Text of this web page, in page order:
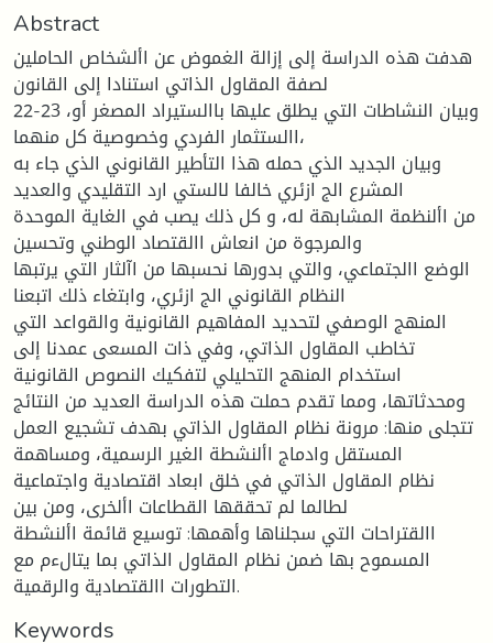
Abstract
هدفت هذه الدراسة إلى إزالة الغموض عن األشخاص الحاملين
لصفة المقاول الذاتي استنادا إلى القانون
22-23 ،وبيان النشاطات التي يطلق عليها باالستيراد المصغر أو
االستثمار الفردي وخصوصية كل منهما،
وبيان الجديد الذي حمله هذا التأطير القانوني الذي جاء به
المشرع الج ازئري خالفا لالستي ارد التقليدي والعديد
من األنظمة المشابهة له، و كل ذلك يصب في الغاية الموحدة
والمرجوة من انعاش االقتصاد الوطني وتحسين
الوضع االجتماعي، والتي بدورها نحسبها من اآلثار التي يرتبها
النظام القانوني الج ازئري، وابتغاء ذلك اتبعنا
المنهج الوصفي لتحديد المفاهيم القانونية والقواعد التي
تخاطب المقاول الذاتي، وفي ذات المسعى عمدنا إلى
استخدام المنهج التحليلي لتفكيك النصوص القانونية
ومحدثاتها، ومما تقدم حملت هذه الدراسة العديد من النتائج
تتجلى منها: مرونة نظام المقاول الذاتي بهدف تشجيع العمل
المستقل وادماج األنشطة الغير الرسمية، ومساهمة
نظام المقاول الذاتي في خلق ابعاد اقتصادية واجتماعية
لطالما لم تحققها القطاعات األخرى، ومن بين
االقتراحات التي سجلناها وأهمها: توسيع قائمة األنشطة
المسموح بها ضمن نظام المقاول الذاتي بما يتالءم مع
التطورات االقتصادية والرقمية.
Keywords